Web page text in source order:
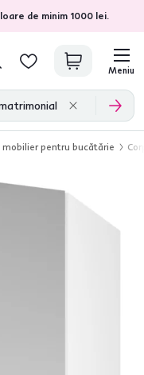
de minim 1000 lei.
verificate
Meniu
mobilier pentru bucătărie